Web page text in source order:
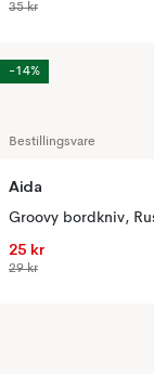
35 kr
Bestillingsvare
Aida
Groovy bordkniv,
25 kr
29 kr
-14%